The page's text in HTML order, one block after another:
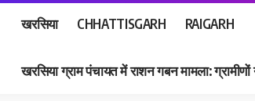
खरसिया CHHATTISGARH RAIGARH
खरसिया ग्राम पंचायत में राशन गबन मामला: ग्रामीणों